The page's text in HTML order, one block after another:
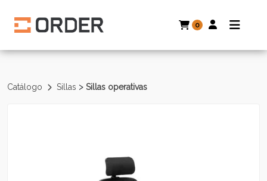
0
Catálogo Sillas > Sillas operativas